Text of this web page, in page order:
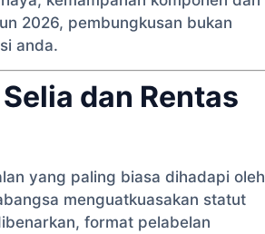
2026, pembungkusan bukan
anda.
dan Rentas
yang paling biasa dihadapi oleh
menguatkuasakan statut
format pelabelan